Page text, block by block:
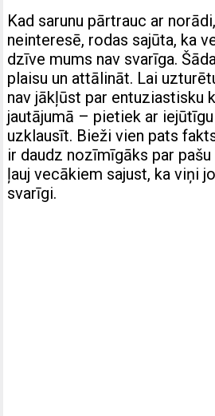
Kad sarunu pārtrauc ar
neinteresē, rodas sajūta, ka
dzīve mums nav svarīga.
plaisu un attālināt. Lai
nav jākļūst par entuziastisku
jautājumā – pietiek ar
uzklausīt. Bieži vien pats
ir daudz nozīmīgāks par pašu
ļauj vecākiem sajust, ka viņi
svarīgi.